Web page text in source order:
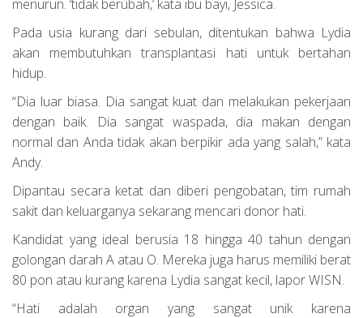
menurun. ‘tidak berubah,’ kata ibu bayi, Jessica.
Pada usia kurang dari sebulan, ditentukan bahwa Lydia
akan membutuhkan transplantasi hati untuk bertahan
hidup.
“Dia luar biasa. Dia sangat kuat dan melakukan pekerjaan
dengan baik. Dia sangat waspada, dia makan dengan
normal dan Anda tidak akan berpikir ada yang salah,” kata
Andy.
Dipantau secara ketat dan diberi pengobatan, tim rumah
sakit dan keluarganya sekarang mencari donor hati.
Kandidat yang ideal berusia 18 hingga 40 tahun dengan
golongan darah A atau O. Mereka juga harus memiliki berat
80 pon atau kurang karena Lydia sangat kecil, lapor WISN.
“Hati adalah organ yang sangat unik karena